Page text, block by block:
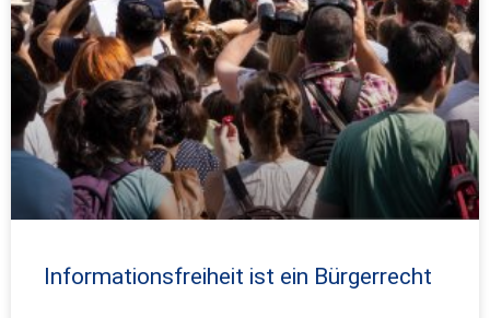
Informationsfreiheit ist ein Bürgerrecht